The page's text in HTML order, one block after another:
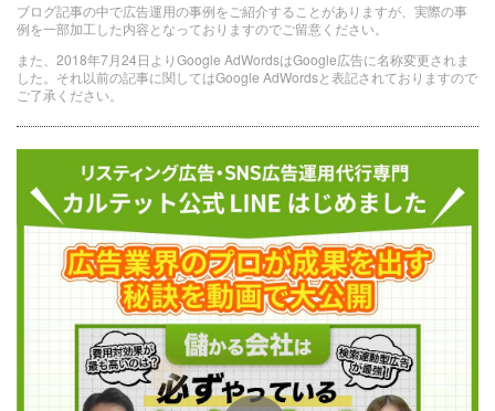
ブログ記事の中で広告運用の事例をご紹介することがありますが、実際の事
例を一部加工した内容となっておりますのでご留意ください。
また、2018年7月24日よりGoogle AdWordsはGoogle広告に名称変更されま
した。それ以前の記事に関してはGoogle AdWordsと表記されておりますので
ご了承ください。